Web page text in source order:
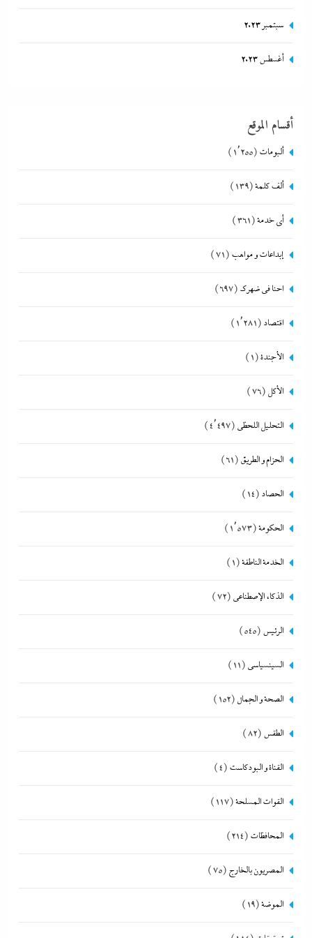
سبتمبر 2023
أغسطس 2023
أقسام الموقع
ألبومات (1٬255)
ألف كلمة(139)
أي خدمة(361)
إبداعات و مواهب (71)
احنا في ضهرك (697)
اقتصاد (1٬281)
الأجندة(1)
الأكل (76)
التحليل اللحظي (4٬497)
الحزام و الطريق (61)
الحصاد (14)
الحكومة(1٬573)
الخدمة الناطقة(1)
الذكاء الإصطناعي (72)
الرئيس (545)
السينسياسي (11)
الصحة و الجمال (152)
الطقس (82)
القناة و البودكاست (4)
القوات المسلحة(117)
المحافظات (214)
المصريون بالخارج (75)
الموضة(19)